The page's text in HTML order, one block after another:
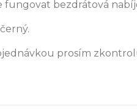
fungovat bezdrátová
prosím